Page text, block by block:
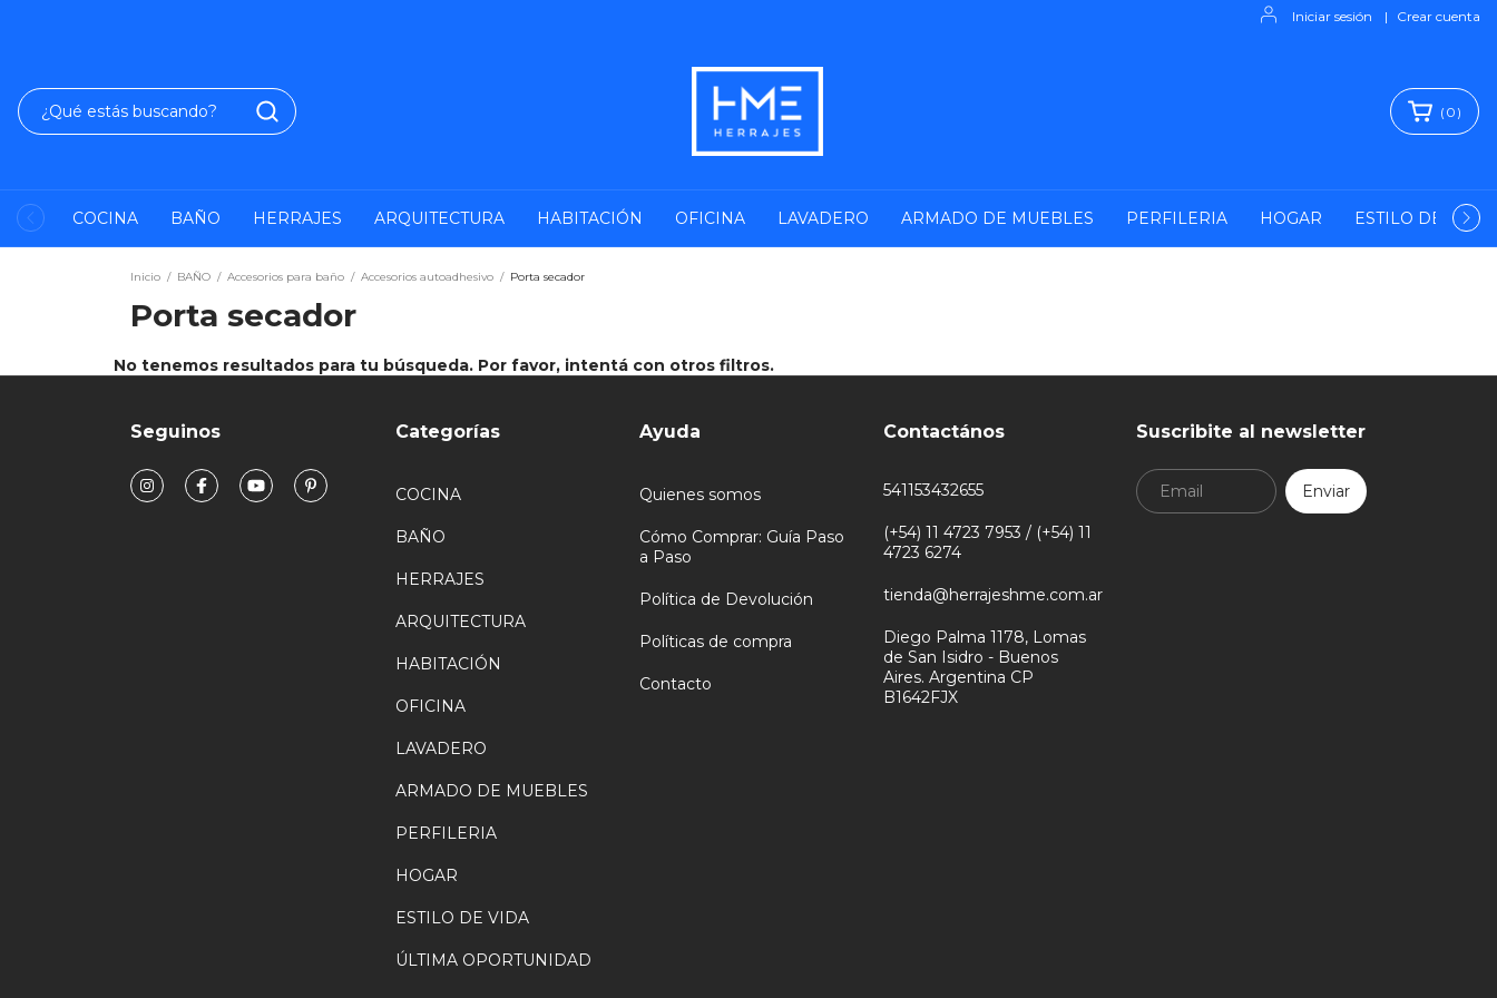
Iniciar sesión | Crear cuenta
( 0 )
COCINA BAÑO HERRAJES ARQUITECTURA HABITACIÓN OFICINA LAVADERO ARMADO DE MUEBLES PERFILERIA HOGAR ESTILO DE VIDA
Inicio / BAÑO / Accesorios para baño / Accesorios autoadhesivo / Porta secador
Porta secador
No tenemos resultados para tu búsqueda. Por favor, intentá con otros filtros.
Seguinos Categorías
COCINA
BAÑO
HERRAJES
ARQUITECTURA
HABITACIÓN
OFICINA
LAVADERO
ARMADO DE MUEBLES
PERFILERIA
HOGAR
ESTILO DE VIDA
ÚLTIMA OPORTUNIDAD
Ayuda
Quienes somos
Cómo Comprar: Guía Paso
a Paso
Política de Devolución
Políticas de compra
Contacto
Contactános
541153432655
(+54) 11 4723 7953 / (+54) 11
4723 6274
tienda@herrajeshme.com.ar
Diego Palma 1178, Lomas
de San Isidro - Buenos
Aires. Argentina CP
B1642FJX
Suscribite al newsletter